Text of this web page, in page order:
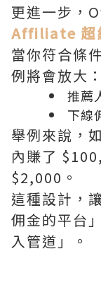
更進一步，
Affiliate 超
當你符合條
例將會放大：
推薦
下線
舉例來說，
內賺了
$2,000。
這種設計，
佣金的平台
入管道」。